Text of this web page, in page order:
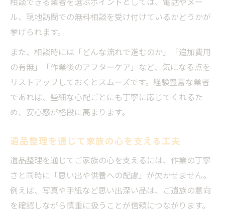
ル、現地訪問での無料相談を受け付けているかどうかが
挙げられます。
また、相談時には「どんな流れで進むのか」「追加費用
の有無」「作業後のアフターケア」など、気になる点を
リストアップしておくとスムーズです。経験豊富な業者
であれば、些細な心配ごとにも丁寧に応じてくれるた
め、安心感が格段に高まります。
遺品整理を通じて家族の心を支える工夫
遺品整理を通じてご家族の心を支えるには、作業の丁寧
さと同時に「思い出や供養への配慮」が欠かせません。
例えば、写真や手紙など思い出深い品は、ご遺族の意向
を確認しながら慎重に扱うことが信頼につながります。